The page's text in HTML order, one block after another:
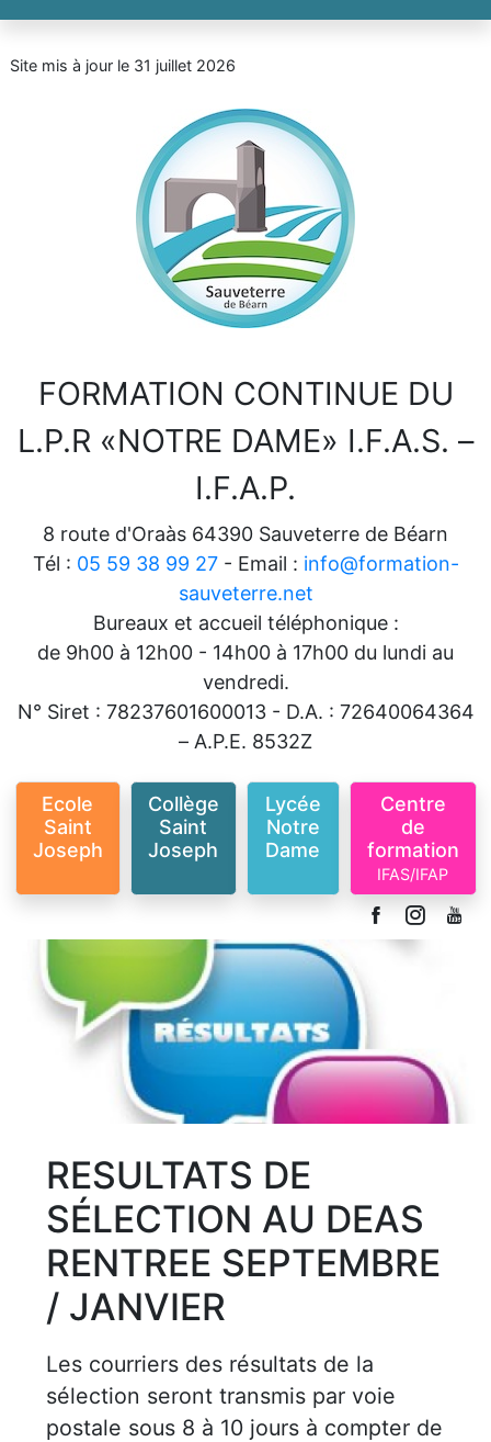
Site mis à jour le 31 juillet 2026
FORMATION CONTINUE DU
L.P.R «NOTRE DAME» I.F.A.S. –
I.F.A.P.
8 route d'Oraàs 64390 Sauveterre de Béarn
Tél : 05 59 38 99 27- Email : info@formation-
sauveterre.net
Bureaux et accueil téléphonique :
de 9h00 à 12h00 - 14h00 à 17h00 du lundi au
vendredi.
N° Siret : 78237601600013 - D.A. : 72640064364
– A.P.E. 8532Z
Ecole
Saint
Joseph
Collège
Saint
Joseph
Lycée
Notre
Dame
Centre
de
formation
IFAS/IFAP
RESULTATS DE
SÉLECTION AU DEAS
RENTREE SEPTEMBRE
/ JANVIER
Les courriers des résultats de la
sélection seront transmis par voie
postale sous 8 à 10 jours à compter de